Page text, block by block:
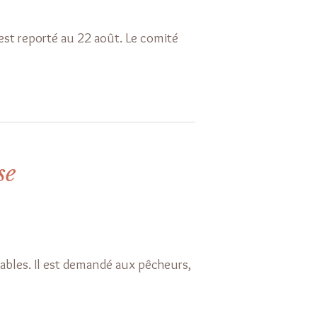
reporté au 22 août. Le comité
Il est demandé aux pêcheurs,